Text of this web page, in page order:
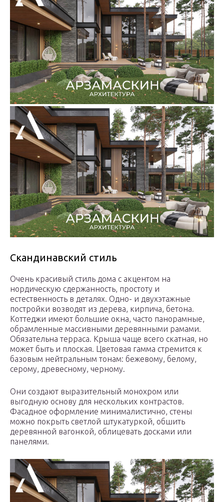
Скандинавский стиль
Очень красивый стиль дома с акцентом на
нордическую сдержанность, простоту и
естественность в деталях. Одно- и двухэтажные
постройки возводят из дерева, кирпича, бетона.
Коттеджи имеют большие окна, часто панорамные,
обрамленные массивными деревянными рамами.
Обязательна терраса. Крыша чаще всего скатная, но
может быть и плоская. Цветовая гамма стремится к
базовым нейтральным тонам: бежевому, белому,
серому, древесному, черному.
Они создают выразительный монохром или
выгодную основу для нескольких контрастов.
Фасадное оформление минималистично, стены
можно покрыть светлой штукатуркой, обшить
деревянной вагонкой, облицевать досками или
панелями.